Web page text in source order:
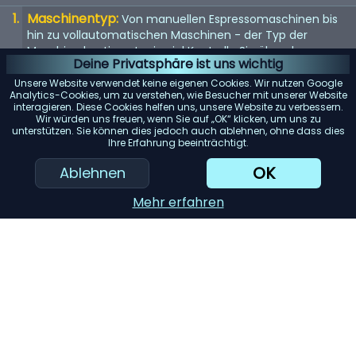
Deine Privatsphäre ist uns wichtig
Unsere Website verwendet keine eigenen Cookies. Wir nutzen Google
Analytics-Cookies, um zu verstehen, wie Besucher mit unserer Website
interagieren. Diese Cookies helfen uns, unsere Website zu verbessern.
Wir würden uns freuen, wenn Sie auf „OK“ klicken, um uns zu
unterstützen. Sie können dies jedoch auch ablehnen, ohne dass dies
Ihre Erfahrung beeinträchtigt.
Ablehnen OK
Mehr erfahren
Maschinentyp: Von manuellen Espressomaschinen bis
hin zu vollautomatischen Maschinen - der Typ der
Maschine bestimmt, wie viel Kontrolle Sie über den
Brühvorgang haben.
Qualität der Mühle: Eine eingebaute Mühle kann
entscheidend sein. Suchen Sie nach einer Maschine mit
einem hochwertigen Mahlwerk für den frischesten Kaffee.
Wasserspeicher: Berücksichtigen Sie die Kapazität des
Wassertanks. Ein größerer Tank bedeutet selteneres
Nachfüllen, was besonders für Büros oder große Haushalte
Einfache Reinigung: